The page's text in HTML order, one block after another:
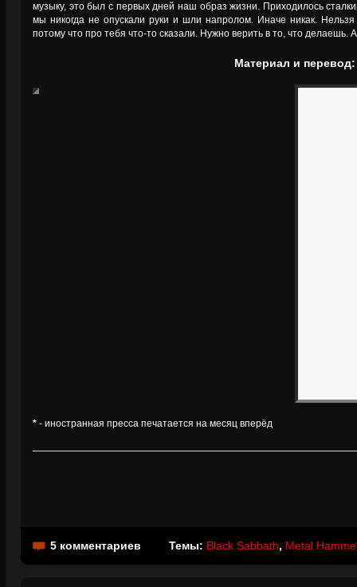
музыку, это был с первых дней наш образ жизни. Приходилось
мы никогда не опускали руки и шли напролом. Иначе никак. Нельзя
потому что про тебя что-то сказали. Нужно верить в то, что делаешь.
Материал и перевод:
* - иностранная пресса печатается на месяц вперёд
5 комментариев Темы: Black Sabbath, Metal